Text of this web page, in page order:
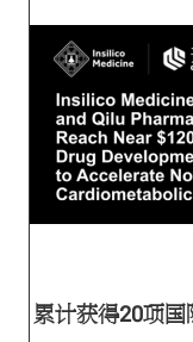
累计获得20项